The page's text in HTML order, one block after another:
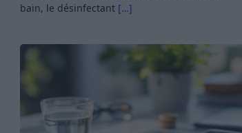
bain, le désinfectant […]